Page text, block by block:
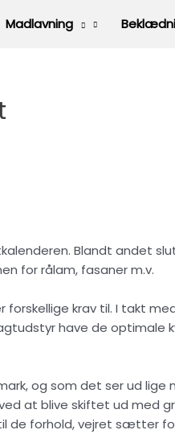
Madlavning
Blandt andet
for rålam, fasaner m.v.
krav til. I takt
have de optimale
og som det ser ud lige
at blive skiftet ud med
de forhold, vejret sætter